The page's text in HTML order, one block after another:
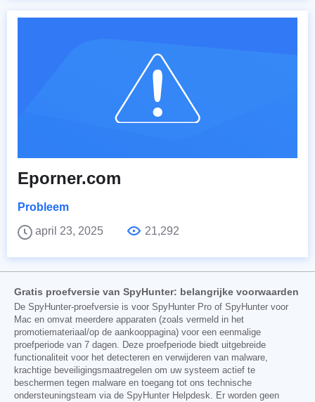
Eporner.com
Probleem
april 23, 2025
21,292
Gratis proefversie van SpyHunter: belangrijke voorwaarden
De SpyHunter-proefversie is voor SpyHunter Pro of SpyHunter voor
Mac en omvat meerdere apparaten (zoals vermeld in het
promotiemateriaal/op de aankooppagina) voor een eenmalige
proefperiode van 7 dagen. Deze proefperiode biedt uitgebreide
functionaliteit voor het detecteren en verwijderen van malware,
krachtige beveiligingsmaatregelen om uw systeem actief te
beschermen tegen malware en toegang tot ons technische
ondersteuningsteam via de SpyHunter Helpdesk. Er worden geen